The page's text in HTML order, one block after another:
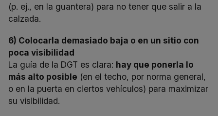
(p. ej., en la guantera) para no tener que salir a la
calzada.
6) Colocarla demasiado baja o en un sitio con
poca visibilidad
La guía de la DGT es clara: hay que ponerla lo
más alto posible (en el techo, por norma general,
o en la puerta en ciertos vehículos) para maximizar
su visibilidad.